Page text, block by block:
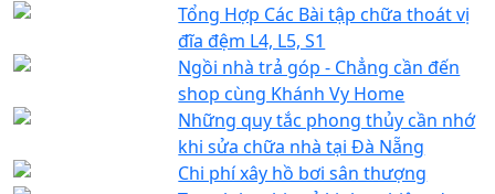
Tổng Hợp Các Bài tập chữa thoát vị
đĩa đệm L4, L5, S1
Ngồi nhà trả góp - Chẳng cần đến
shop cùng Khánh Vy Home
Những quy tắc phong thủy cần nhớ
khi sửa chữa nhà tại Đà Nẵng
Chi phí xây hồ bơi sân thượng